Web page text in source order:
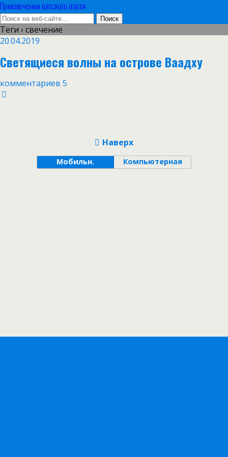
Приключения вятского лаптя
Теги › свечение
20.04.2019
Светящиеся волны на острове Ваадху
комментариев 5
Наверх
Мобильн. Компьютерная